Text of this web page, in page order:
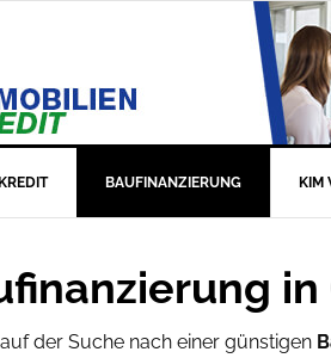
BAUFINANZIERUNG KIM
der Suche nach einer günstigen